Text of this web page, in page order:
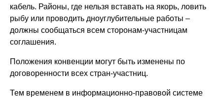
кабель. Районы, где нельзя вставать на якорь, ловить
рыбу или проводить дноуглубительные работы –
должны сообщаться всем сторонам-участницам
соглашения.
Положения конвенции могут быть изменены по
договоренности всех стран-участниц.
Тем временем в информационно-правовой системе